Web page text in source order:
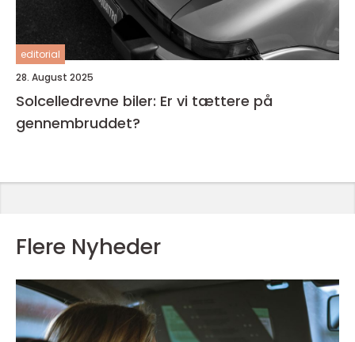
editorial
28. August 2025
Solcelledrevne biler: Er vi tættere på
gennembruddet?
Flere Nyheder